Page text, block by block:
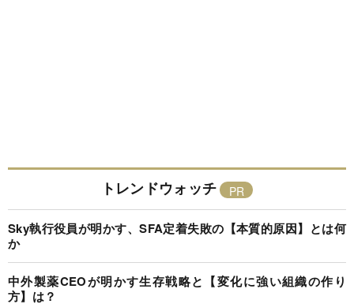
トレンドウォッチ
Sky執行役員が明かす、SFA定着失敗の【本質的原因】とは何
か
中外製薬CEOが明かす生存戦略と【変化に強い組織の作り
方】は？